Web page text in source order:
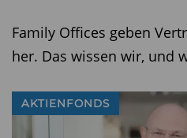
Family Offices geben
her. Das wissen wir, und
AKTIENFONDS